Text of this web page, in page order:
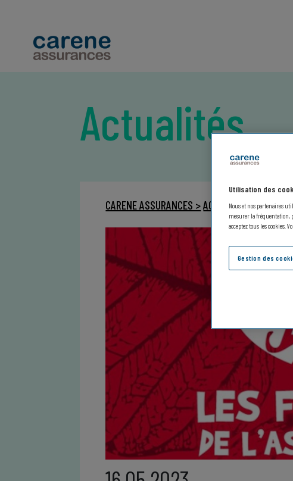
Actualités
CARENE ASSURANCES >ACTUALITÉS >
Utilisation des
Nous et nos partenaires
mesurer la fréquentation,
acceptez tous les cookies.
Gestion des